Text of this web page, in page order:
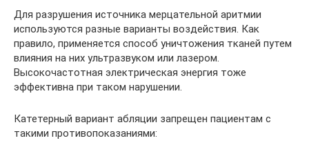
Для разрушения источника мерцательной аритмии
используются разные варианты воздействия. Как
правило, применяется способ уничтожения тканей путем
влияния на них ультразвуком или лазером.
Высокочастотная электрическая энергия тоже
эффективна при таком нарушении.
Катетерный вариант абляции запрещен пациентам с
такими противопоказаниями: